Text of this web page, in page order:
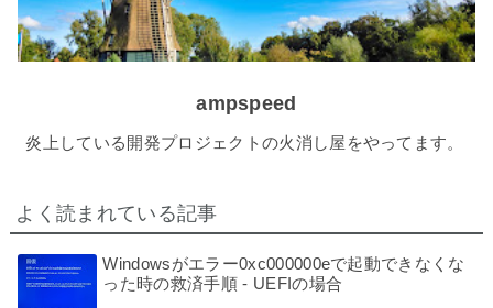
ampspeed
炎上している開発プロジェクトの火消し屋をやってます。
よく読まれている記事
Windowsがエラー0xc000000eで起動できなくな
った時の救済手順 - UEFIの場合